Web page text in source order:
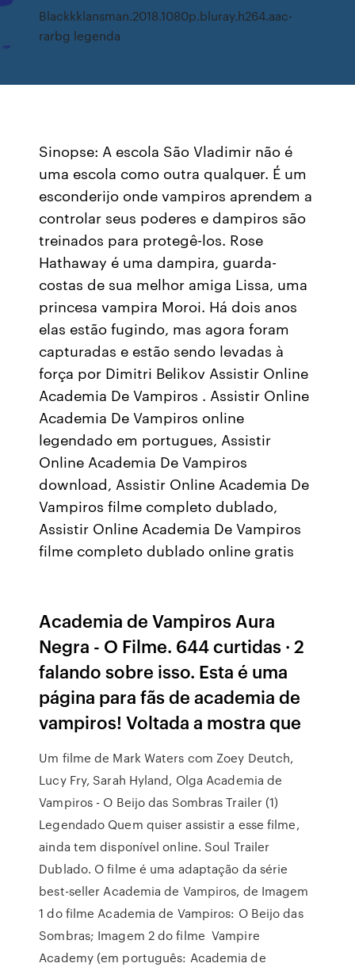
Blackkklansman.2018.1080p.bluray.h264.aac-
rarbg legenda
Sinopse: A escola São Vladimir não é
uma escola como outra qualquer. É um
esconderijo onde vampiros aprendem a
controlar seus poderes e dampiros são
treinados para protegê-los. Rose
Hathaway é uma dampira, guarda-
costas de sua melhor amiga Lissa, uma
princesa vampira Moroi. Há dois anos
elas estão fugindo, mas agora foram
capturadas e estão sendo levadas à
força por Dimitri Belikov Assistir Online
Academia De Vampiros . Assistir Online
Academia De Vampiros online
legendado em portugues, Assistir
Online Academia De Vampiros
download, Assistir Online Academia De
Vampiros filme completo dublado,
Assistir Online Academia De Vampiros
filme completo dublado online gratis
Academia de Vampiros Aura
Negra - O Filme. 644 curtidas · 2
falando sobre isso. Esta é uma
página para fãs de academia de
vampiros! Voltada a mostra que
Um filme de Mark Waters com Zoey Deutch,
Lucy Fry, Sarah Hyland, Olga Academia de
Vampiros - O Beijo das Sombras Trailer (1)
Legendado Quem quiser assistir a esse filme,
ainda tem disponível online. Soul Trailer
Dublado. O filme é uma adaptação da série
best-seller Academia de Vampiros, de Imagem
1 do filme Academia de Vampiros: O Beijo das
Sombras; Imagem 2 do filme Vampire
Academy (em português: Academia de